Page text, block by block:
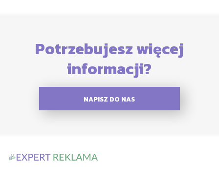
Potrzebujesz więcej
informacji?
NAPISZ DO NAS